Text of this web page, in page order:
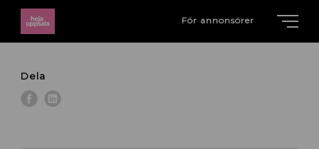
För annonsörer
Dela